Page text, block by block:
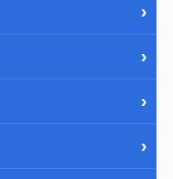
›
›
›
›